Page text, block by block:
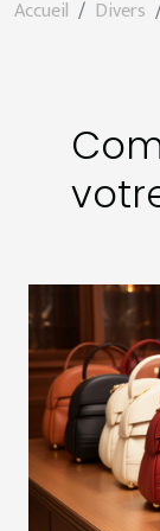
Accueil Divers